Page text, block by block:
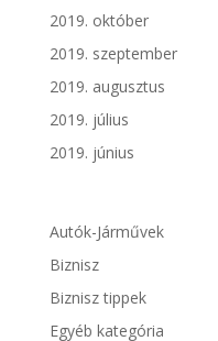
2019. október
2019. szeptember
2019. augusztus
2019. július
2019. június
Autók-Járművek
Biznisz
Biznisz tippek
Egyéb kategória